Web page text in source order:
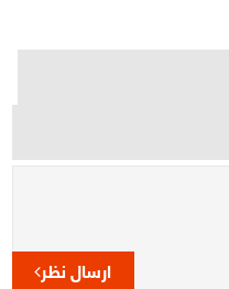
ارسال نظر